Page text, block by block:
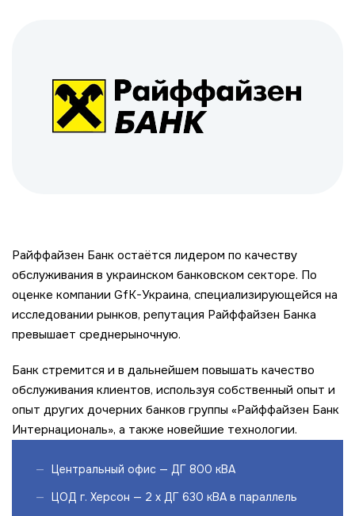
Райффайзен Банк остаётся лидером по качеству
обслуживания в украинском банковском секторе. По
оценке компании GfK-Украина, специализирующейся на
исследовании рынков, репутация Райффайзен Банка
превышает среднерыночную.
Банк стремится и в дальнейшем повышать качество
обслуживания клиентов, используя собственный опыт и
опыт других дочерних банков группы «Райффайзен Банк
Интернациональ», а также новейшие технологии.
Центральный офис — ДГ 800 кВА
ЦОД г. Херсон — 2 x ДГ 630 кВА в параллель